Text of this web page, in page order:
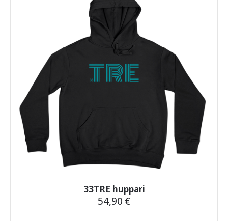
Voit
tehdä
valinnat
tuotteen
sivulla.
33TRE huppari
54,90 €